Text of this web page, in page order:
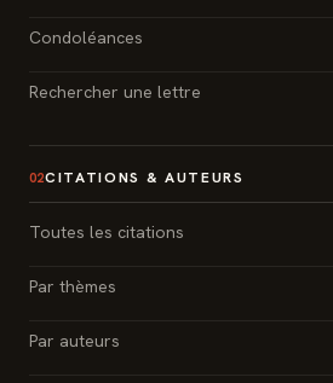
Condoléances
Rechercher une lettre
02CITATIONS & AUTEURS
Toutes les citations
Par thèmes
Par auteurs